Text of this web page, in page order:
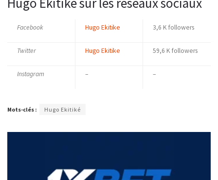
Facebook Hugo Ekitike 3,6 K followers
Twitter Hugo Ekitike 59,6 K followers
Instagram – –
Mots-clés : Hugo Ekitiké